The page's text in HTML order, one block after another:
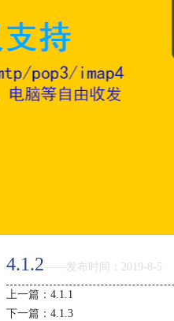
4.1.2——发布时间：2019-8-5
上一篇： 4.1.1
下一篇： 4.1.3